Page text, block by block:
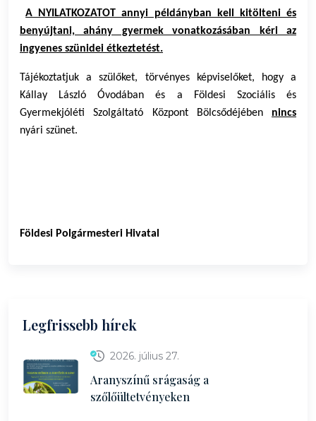
A NYILATKOZATOT annyi példányban kell kitölteni és
benyújtani, ahány gyermek vonatkozásában kéri az
ingyenes szünidei étkeztetést.
Tájékoztatjuk a szülőket, törvényes képviselőket, hogy a
Kállay László Óvodában és a Földesi Szociális és
Gyermekjóléti Szolgáltató Központ Bölcsődéjében nincs
nyári szünet.
Földesi Polgármesteri Hivatal
Legfrissebb hírek
2026. július 27.
Aranyszínű srágaság a
szőlőültetvényeken